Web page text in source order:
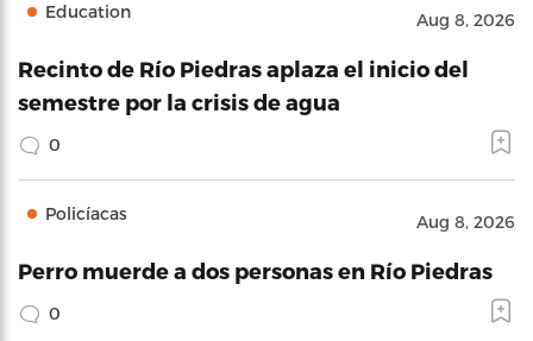
Education Aug 8, 2026
Recinto de Río Piedras aplaza el inicio del
semestre por la crisis de agua
0
Policíacas Aug 8, 2026
Perro muerde a dos personas en Río Piedras
0